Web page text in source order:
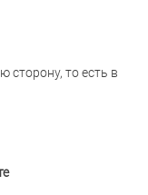
сторону, то есть в